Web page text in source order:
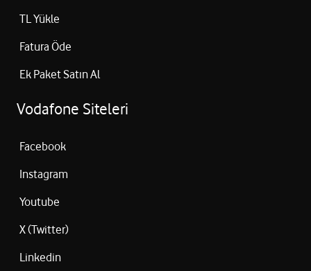
TL Yükle
Fatura Öde
Ek Paket Satın Al
Vodafone Siteleri
Facebook
Instagram
Youtube
X (Twitter)
Linkedin